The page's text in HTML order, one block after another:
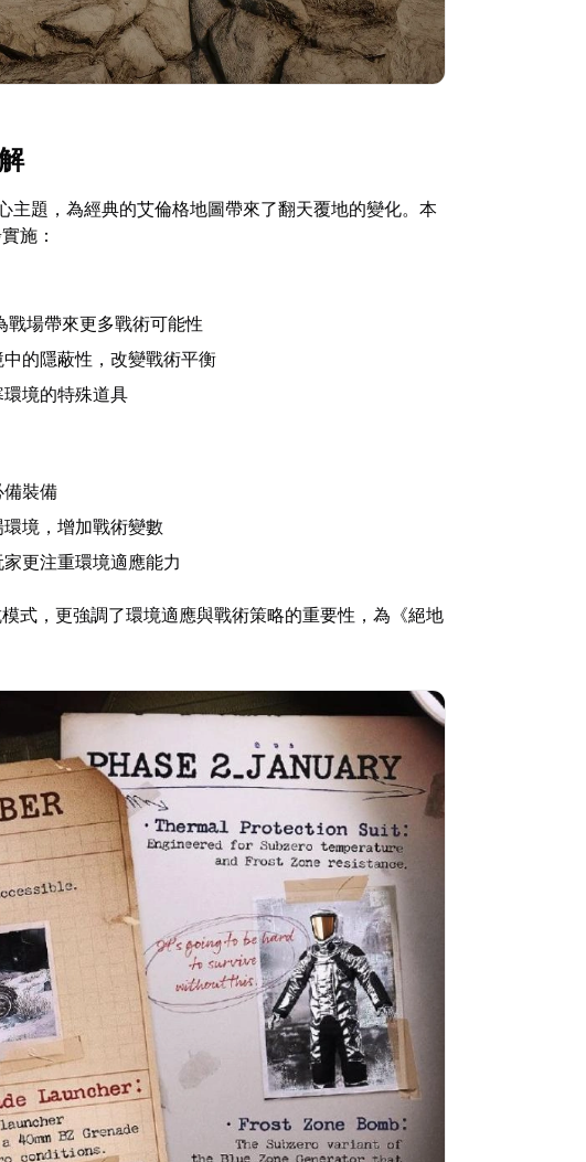
主題，為經典的艾倫格地圖帶來了翻天覆地的變化。本
施：
戰場帶來更多戰術可能性
的隱蔽性，改變戰術平衡
境的特殊道具
裝備
境，增加戰術變數
更注重環境適應能力
式，更強調了環境適應與戰術策略的重要性，為《絕地